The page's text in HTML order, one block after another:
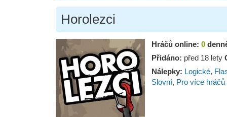
Horolezci
Hráčů online: 0
Přidáno: před 18 lety
Nálepky: Logické,
Slovní, Pro více hráčů